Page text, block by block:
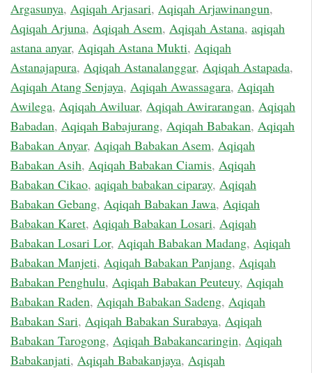
Argasunya, Aqiqah Arjasari, Aqiqah Arjawinangun,
Aqiqah Arjuna, Aqiqah Asem, Aqiqah Astana, aqiqah
astana anyar, Aqiqah Astana Mukti, Aqiqah
Astanajapura, Aqiqah Astanalanggar, Aqiqah Astapada,
Aqiqah Atang Senjaya, Aqiqah Awassagara, Aqiqah
Awilega, Aqiqah Awiluar, Aqiqah Awirarangan, Aqiqah
Babadan, Aqiqah Babajurang, Aqiqah Babakan, Aqiqah
Babakan Anyar, Aqiqah Babakan Asem, Aqiqah
Babakan Asih, Aqiqah Babakan Ciamis, Aqiqah
Babakan Cikao, aqiqah babakan ciparay, Aqiqah
Babakan Gebang, Aqiqah Babakan Jawa, Aqiqah
Babakan Karet, Aqiqah Babakan Losari, Aqiqah
Babakan Losari Lor, Aqiqah Babakan Madang, Aqiqah
Babakan Manjeti, Aqiqah Babakan Panjang, Aqiqah
Babakan Penghulu, Aqiqah Babakan Peuteuy, Aqiqah
Babakan Raden, Aqiqah Babakan Sadeng, Aqiqah
Babakan Sari, Aqiqah Babakan Surabaya, Aqiqah
Babakan Tarogong, Aqiqah Babakancaringin, Aqiqah
Babakanjati, Aqiqah Babakanjaya, Aqiqah